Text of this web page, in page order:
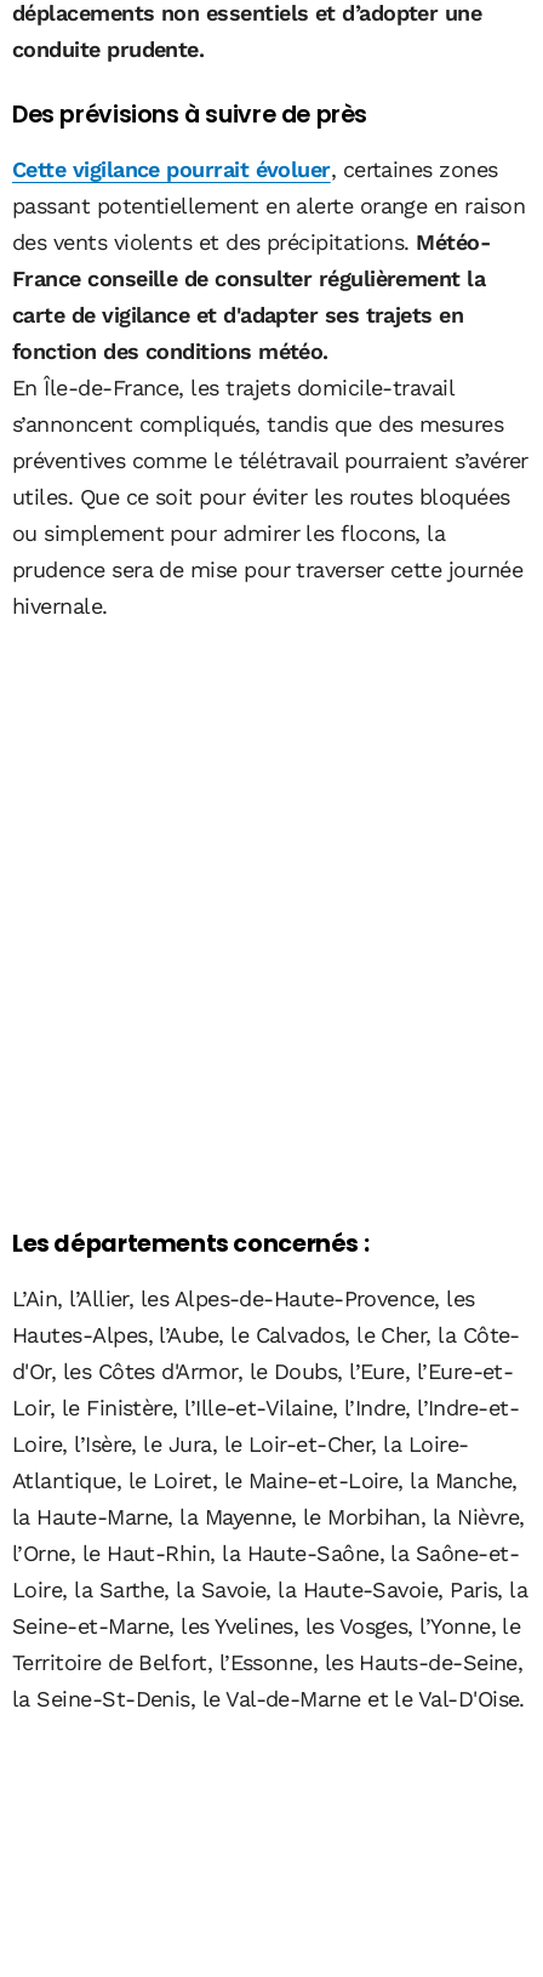
déplacements non essentiels et d’adopter une
conduite prudente.
Des prévisions à suivre de près
Cette vigilance pourrait évoluer, certaines zones
passant potentiellement en alerte orange en raison
des vents violents et des précipitations. Météo-
France conseille de consulter régulièrement la
carte de vigilance et d'adapter ses trajets en
fonction des conditions météo.
En Île-de-France, les trajets domicile-travail
s’annoncent compliqués, tandis que des mesures
préventives comme le télétravail pourraient s’avérer
utiles. Que ce soit pour éviter les routes bloquées
ou simplement pour admirer les flocons, la
prudence sera de mise pour traverser cette journée
hivernale.
Les départements concernés :
L’Ain, l’Allier, les Alpes-de-Haute-Provence, les
Hautes-Alpes, l’Aube, le Calvados, le Cher, la Côte-
d'Or, les Côtes d'Armor, le Doubs, l’Eure, l’Eure-et-
Loir, le Finistère, l’Ille-et-Vilaine, l’Indre, l’Indre-et-
Loire, l’Isère, le Jura, le Loir-et-Cher, la Loire-
Atlantique, le Loiret, le Maine-et-Loire, la Manche,
la Haute-Marne, la Mayenne, le Morbihan, la Nièvre,
l’Orne, le Haut-Rhin, la Haute-Saône, la Saône-et-
Loire, la Sarthe, la Savoie, la Haute-Savoie, Paris, la
Seine-et-Marne, les Yvelines, les Vosges, l’Yonne, le
Territoire de Belfort, l’Essonne, les Hauts-de-Seine,
la Seine-St-Denis, le Val-de-Marne et le Val-D'Oise.